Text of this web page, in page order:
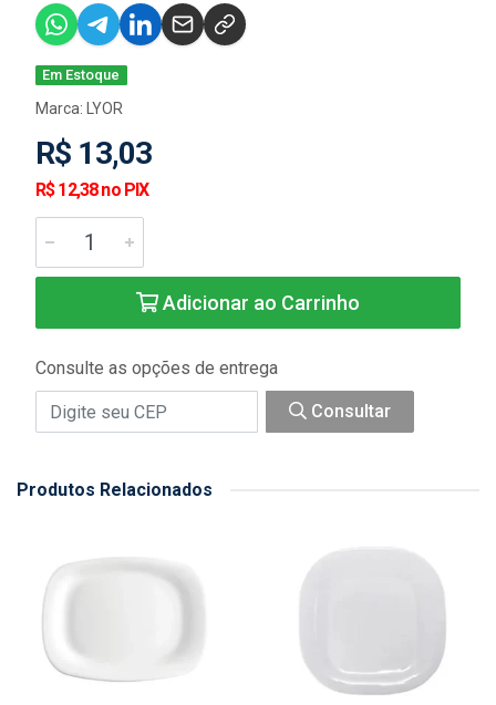
Em Estoque
Marca: LYOR
R$ 13,03
R$ 12,38 no PIX
Adicionar ao Carrinho
Consulte as opções de entrega
Consultar
Produtos Relacionados